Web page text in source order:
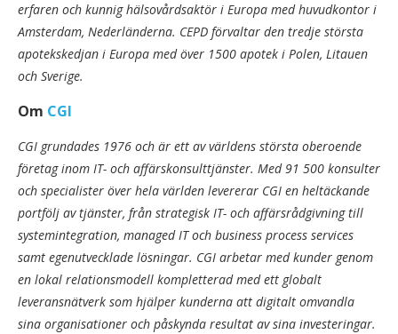
erfaren och kunnig hälsovårdsaktör i Europa med huvudkontor i
Amsterdam, Nederländerna. CEPD förvaltar den tredje största
apotekskedjan i Europa med över 1500 apotek i Polen, Litauen
och Sverige.
Om CGI
CGI grundades 1976 och är ett av världens största oberoende
företag inom IT- och affärskonsulttjänster. Med 91 500 konsulter
och specialister över hela världen levererar CGI en heltäckande
portfölj av tjänster, från strategisk IT- och affärsrådgivning till
systemintegration, managed IT och business process services
samt egenutvecklade lösningar. CGI arbetar med kunder genom
en lokal relationsmodell kompletterad med ett globalt
leveransnätverk som hjälper kunderna att digitalt omvandla
sina organisationer och påskynda resultat av sina investeringar.